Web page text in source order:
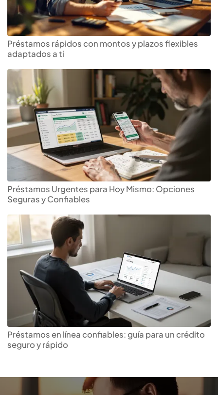
Préstamos rápidos con montos y plazos flexibles
adaptados a ti
Préstamos Urgentes para Hoy Mismo: Opciones
Seguras y Confiables
Préstamos en línea confiables: guía para un crédito
seguro y rápido